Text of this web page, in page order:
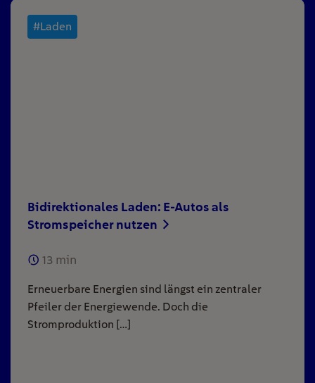
#Laden
Bidirektionales Laden: E-Autos als
Stromspeicher nutzen
13 min
Erneuerbare Energien sind längst ein zentraler
Pfeiler der Energiewende. Doch die
Stromproduktion […]